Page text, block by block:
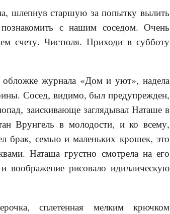
шлепнув старшую за попытку вылить
с нашим соседом. Очень
счету. Чистюля. Приходи в субботу
обложке журнала «Дом и уют», надела
Сосед, видимо, был предупрежден,
заискивающе заглядывал Наташе в
Врунгель в молодости, и ко всему,
брак, семью и маленьких крошек, это
Наташа грустно смотрела на его
рисовало идиллическую
сплетенная мелким крючком